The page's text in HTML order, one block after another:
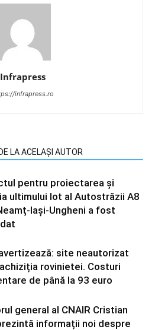
Infrapress
infrapress.ro
DE LA ACELAȘI AUTOR
pentru proiectarea și
ultimului lot al Autostrăzii A8
Iași-Ungheni a fost
site neautorizat
rovinietei. Costuri
de până la 93 euro
general al CNAIR Cristian
informații noi despre